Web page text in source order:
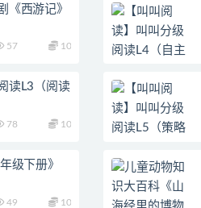
《西游记》
57 10
读L3（阅读
78 10
级下册》
49 10